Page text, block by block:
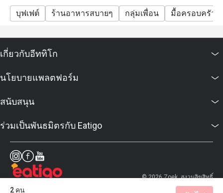
บุฟเฟต์ ร้านอาหารสบายๆ กลุ่มเพื่อน มื้อครอบครัว
2 คน
เกี่ยวกับอีททิโก
นโยบายแพลตฟอร์ม
สนับสนุน
ร่วมเป็นพันธมิตรกับ Eatigo
© 2026 Zoek. สงวนลิขสิทธิ์